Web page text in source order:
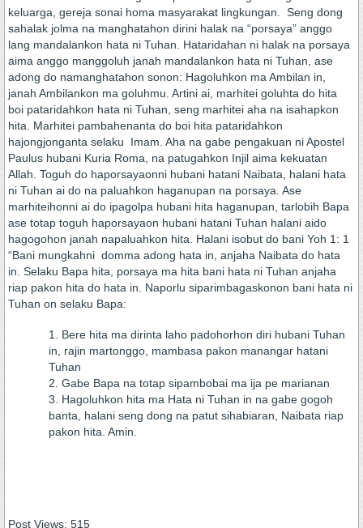
keluarga, gereja sonai homa masyarakat lingkungan. Seng dong
sahalak jolma na manghatahon dirini halak na “porsaya” anggo
lang mandalankon hata ni Tuhan. Hataridahan ni halak na porsaya
aima anggo manggoluh janah mandalankon hata ni Tuhan, ase
adong do namanghatahon sonon: Hagoluhkon ma Ambilan in,
janah Ambilankon ma goluhmu. Artini ai, marhitei goluhta do hita
boi pataridahkon hata ni Tuhan, seng marhitei aha na isahapkon
hita. Marhitei pambahenanta do boi hita pataridahkon
hajongjonganta selaku Imam. Aha na gabe pengakuan ni Apostel
Paulus hubani Kuria Roma, na patugahkon Injil aima kekuatan
Allah. Toguh do haporsayaonni hubani hatani Naibata, halani hata
ni Tuhan ai do na paluahkon haganupan na porsaya. Ase
marhiteihonni ai do ipagolpa hubani hita haganupan, tarlobih Bapa
ase totap toguh haporsayaon hubani hatani Tuhan halani aido
hagogohon janah napaluahkon hita. Halani isobut do bani Yoh 1: 1
“Bani mungkahni domma adong hata in, anjaha Naibata do hata
in. Selaku Bapa hita, porsaya ma hita bani hata ni Tuhan anjaha
riap pakon hita do hata in. Naporlu siparimbagaskonon bani hata ni
Tuhan on selaku Bapa:
Bere hita ma dirinta laho padohorhon diri hubani Tuhan
in, rajin martonggo, mambasa pakon manangar hatani
Tuhan
Gabe Bapa na totap sipambobai ma ija pe marianan
Hagoluhkon hita ma Hata ni Tuhan in na gabe gogoh
banta, halani seng dong na patut sihabiaran, Naibata riap
pakon hita. Amin.
Post Views: 515